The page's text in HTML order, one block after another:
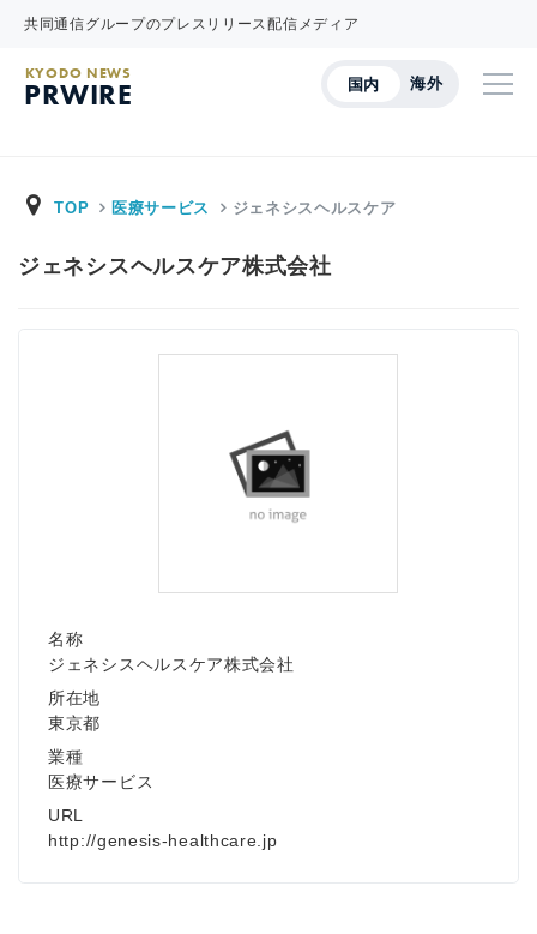
共同通信グループのプレスリリース配信メディア
国内 海外
KYODO NEWS
PRWIRE
TOP 医療サービス ジェネシスヘルスケア
ジェネシスヘルスケア株式会社
名称
ジェネシスヘルスケア株式会社
所在地
東京都
業種
医療サービス
URL
http://genesis-healthcare.jp